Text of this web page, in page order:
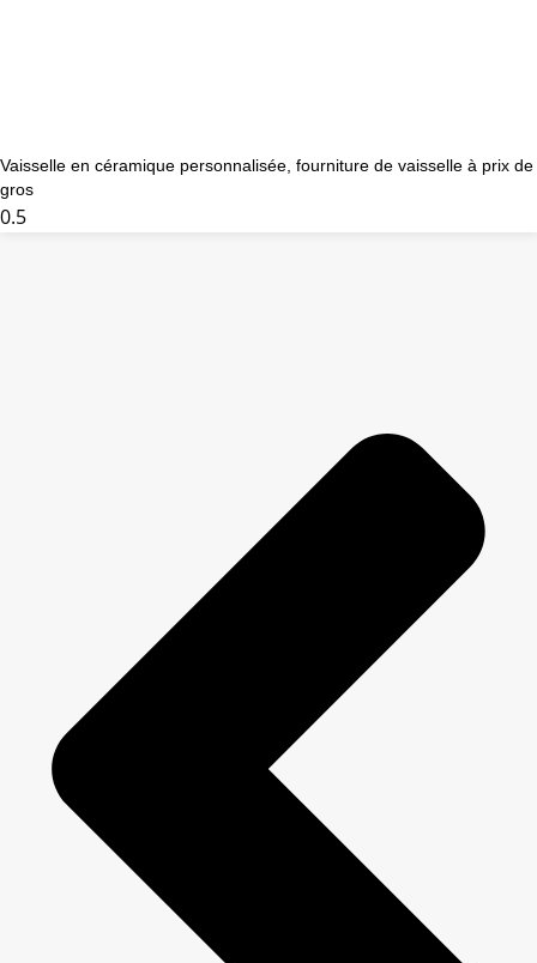
Vaisselle en céramique personnalisée, fourniture de vaisselle à prix de
gros